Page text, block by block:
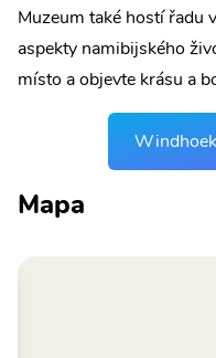
Muzeum také hostí řadu
aspekty namibijského
místo a objevte krásu a
Mapa